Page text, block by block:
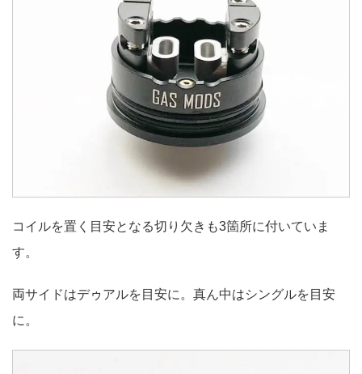
コイルを置く目安となる切り欠きも3箇所に付いていま
す。
両サイドはデゥアルを目安に。真ん中はシングルを目安
に。